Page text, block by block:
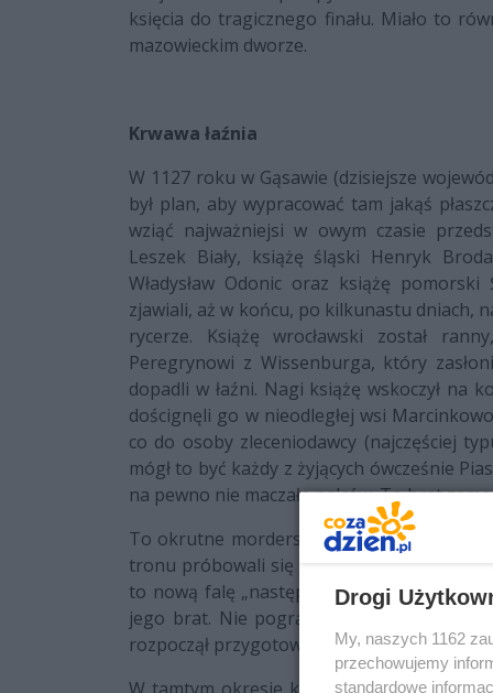
księcia do tragicznego finału. Miało to
mazowieckim dworze.
Krwawa łaźnia
W 1127 roku w Gąsawie (dzisiejsze
był plan, aby wypracować tam jakąś
wziąć najważniejsi w owym czasie
Leszek Biały, książę śląski Henryk
Władysław Odonic oraz książę
zjawiali, aż w końcu, po kilkunastu dniach,
rycerze. Książę wrocławski został
Peregrynowi z Wissenburga, który
dopadli w łaźni. Nagi książę wskoczył na
doścignęli go w nieodległej wsi
co do osoby zleceniodawcy (najczęściej
mógł to być każdy z żyjących ówcześnie
na pewno nie maczała palców. To brat
To okrutne morderstwo zakończyło
tronu próbowali się jeszcze dogadywać i
to nową falę „następców” Leszka Białego.
jego brat. Nie pogrążył się jednak za
rozpoczął przygotowania do przejęcia
Drogi
My, naszych 1162
przechowujemy
standardowe